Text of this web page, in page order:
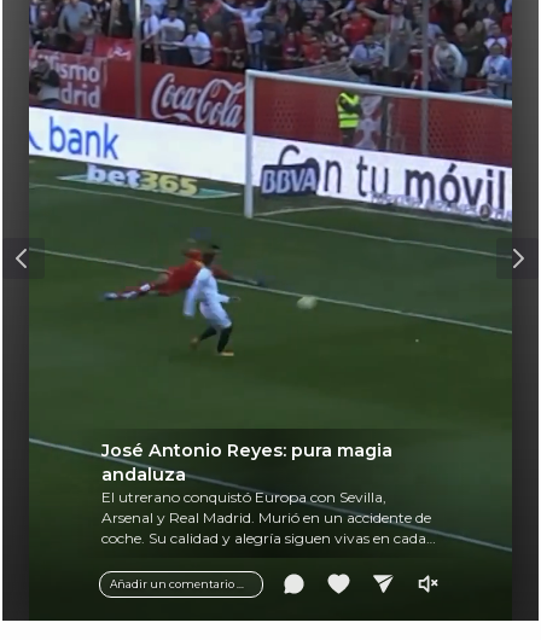
Añadir un comentario ...
José Antonio Reyes: pura magia
andaluza
El utrerano conquistó Europa con Sevilla,
Arsenal y Real Madrid. Murió en un accidente de
coche. Su calidad y alegría siguen vivas en cada